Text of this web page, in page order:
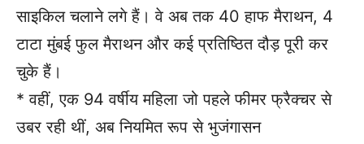
साइकिल चलाने लगे हैं। वे अब तक 40 हाफ मैराथन, 4
टाटा मुंबई फुल मैराथन और कई प्रतिष्ठित दौड़ पूरी कर
चुके हैं।
* वहीं, एक 94 वर्षीय महिला जो पहले फीमर फ्रैक्चर से
उबर रही थीं, अब नियमित रूप से भुजंगासन